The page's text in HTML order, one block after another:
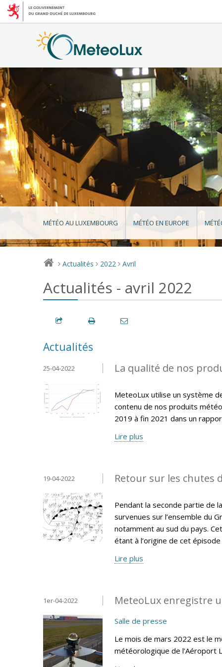
MÉTÉO AU LUXEMBOURG MÉTÉO EN EUROPE
> Actualités > 2022 > Avril
Actualités - avril 2022
Actualités
La qualité de nos
25-04-2022
MeteoLux utilise un système
contenu de nos produits
2019 à fin 2021 dans un
Lire plus
Retour sur les chutes
19-04-2022
Pendant la seconde partie de
survenues sur l’ensemble du
notamment au sud du pays.
étant à l’origine de cet épisode
Lire plus
MeteoLux enregistre
1er-04-2022
Salle de presse
Le mois de mars 2022 est le
météorologique de l’Aéroport